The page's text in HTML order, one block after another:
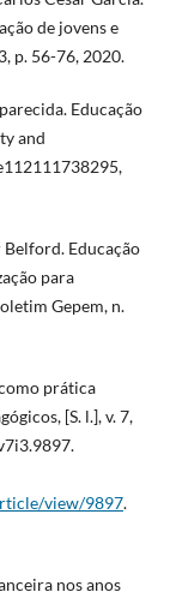
de jovens e
p. 56-76, 2020.
Educação
and
Educação
para
Gepem, n.
prática
[S. l.], v. 7,
view/9897.
nos anos